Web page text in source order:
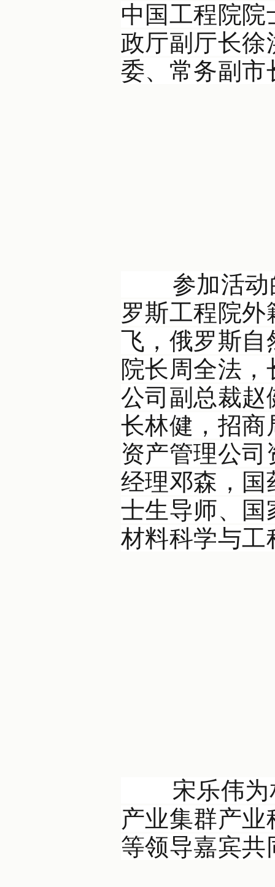
中国工程院
政厅副厅长
委、常务副市
参加活动的
罗斯工程院
飞，俄罗斯自
院长周全法
公司副总裁赵
长林健，招商
资产管理公
经理邓森，国
士生导师、国
材料科学与工
宋乐伟为相
产业集群产
等领导嘉宾